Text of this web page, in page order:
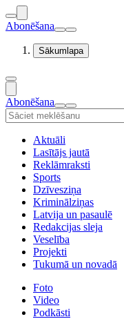
Abonēšana
Sākumlapa
Abonēšana
Aktuāli
Lasītājs jautā
Reklāmraksti
Sports
Dzīvesziņa
Kriminālziņas
Latvija un pasaulē
Redakcijas sleja
Veselība
Projekti
Tukumā un novadā
Foto
Video
Podkāsti